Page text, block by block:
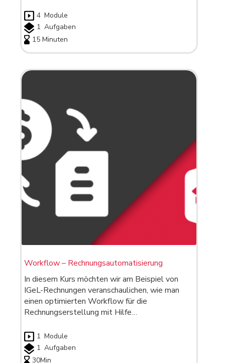
4 Module
1 Aufgaben
15 Minuten
Workflow – Rechnungsautomatisierung
In diesem Kurs möchten wir am Beispiel von
IGeL-Rechnungen veranschaulichen, wie man
einen optimierten Workflow für die
Rechnungserstellung mit Hilfe…
1 Module
1 Aufgaben
30Min